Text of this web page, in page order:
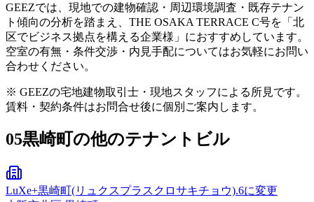
GEEZでは、現地での建物確認・周辺環境調査・既存テナン
ト傾向の分析を踏まえ、THE OSAKA TERRACE C号を「北
区でビジネス拠点を構える企業様」におすすめしています。
空室の有無・条件交渉・内見手配についてはお気軽にお問い
合わせください。
※ GEEZの宅地建物取引士・現地スタッフによる所見です。
賃料・契約条件はお問合せ後に個別ご案内します。
05黒崎町の他のテナントビル
LuXe+黒崎町(リュクスプラスクロサキチョウ).6に変更